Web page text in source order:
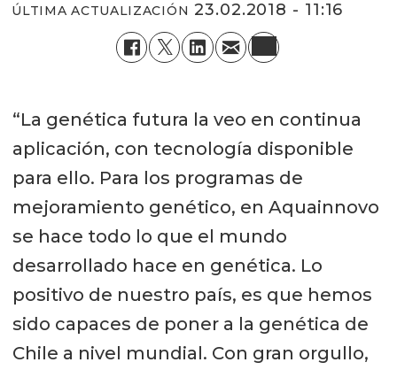
ÚLTIMA ACTUALIZACIÓN 23.02.2018 - 11:16
“La genética futura la veo en continua
aplicación, con tecnología disponible
para ello. Para los programas de
mejoramiento genético, en Aquainnovo
se hace todo lo que el mundo
desarrollado hace en genética. Lo
positivo de nuestro país, es que hemos
sido capaces de poner a la genética de
Chile a nivel mundial. Con gran orgullo,